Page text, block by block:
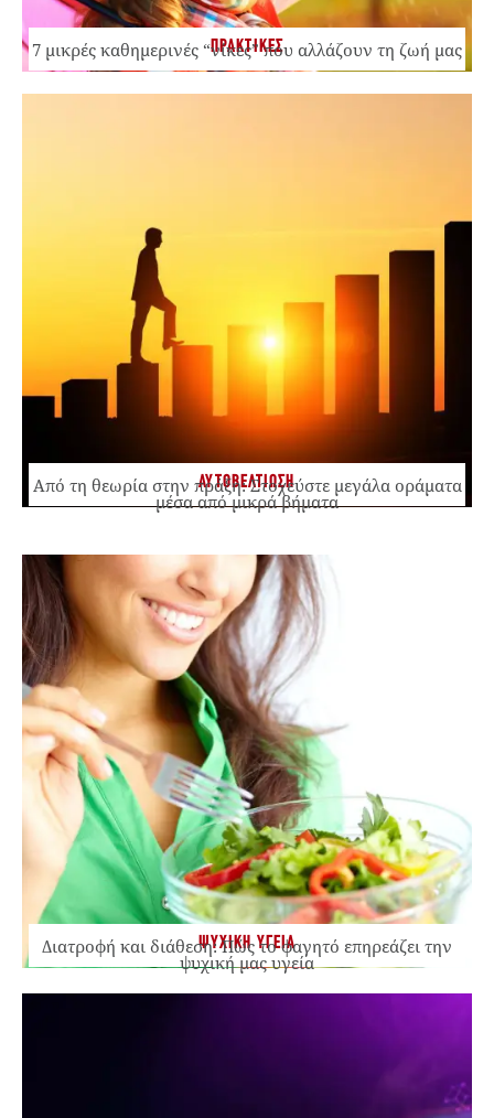
ΠΡΑΚΤΙΚΕΣ
7 μικρές καθημερινές “νίκες” που αλλάζουν τη ζωή μας
ΑΥΤΟΒΕΛΤΙΩΣΗ
Από τη θεωρία στην πράξη: Στοχεύστε μεγάλα οράματα
μέσα από μικρά βήματα
ΨΥΧΙΚΗ ΥΓΕΙΑ
Διατροφή και διάθεση: Πώς το φαγητό επηρεάζει την
ψυχική μας υγεία